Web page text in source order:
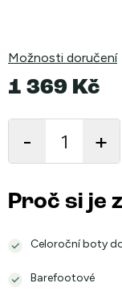
Možnosti doručení
1 369 Kč
cena:
Proč si je
Celoroční boty
Barefootové